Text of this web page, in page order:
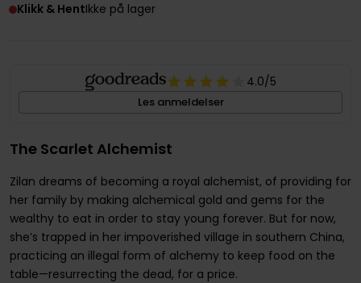
Klikk & HentIkke på lager
4.0/5
Les anmeldelser
The Scarlet Alchemist
Zilan dreams of becoming a royal alchemist, of providing for
her family by making alchemical gold and gems for the
wealthy to eat in order to stay young forever. But for now,
she’s trapped in her impoverished village in southern China,
practicing an illegal form of alchemy to keep food on the
table—resurrecting the dead, for a price.